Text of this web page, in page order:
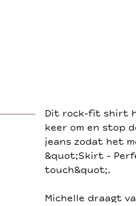
Dit rock-fit shirt
keer om en stop
jeans zodat het
&quot;Skirt -
touch&quot;.
Michelle draagt